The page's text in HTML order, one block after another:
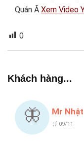
Quán Ă Xem Video
0
Khách hàng...
🦋 Mr Nhật
🛒 09/11